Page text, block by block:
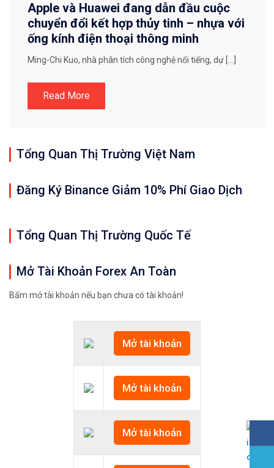
Apple và Huawei đang dẫn đầu cuộc
chuyển đổi kết hợp thủy tinh – nhựa với
ống kính điện thoại thông minh
Ming-Chi Kuo, nhà phân tích công nghệ nổi tiếng, dự […]
Read More
Tổng Quan Thị Trường Việt Nam
Đăng Ký Binance Giảm 10% Phí Giao Dịch
Tổng Quan Thị Trường Quốc Tế
Mở Tài Khoản Forex An Toàn
Bấm mở tài khoản nếu bạn chưa có tài khoản!
Mở tài khoản
Mở tài khoản
Mở tài khoản